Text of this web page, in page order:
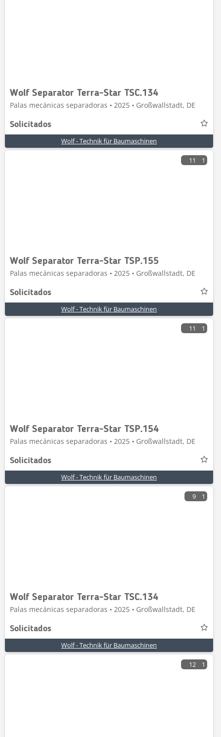
Wolf Separator Terra-Star TSC.134
Palas mecánicas separadoras • 2025 • Großwallstadt, DE
Solicitados
Wolf - Technik für Baumaschinen
11 1
Wolf Separator Terra-Star TSP.155
Palas mecánicas separadoras • 2025 • Großwallstadt, DE
Solicitados
Wolf - Technik für Baumaschinen
11 1
Wolf Separator Terra-Star TSP.154
Palas mecánicas separadoras • 2025 • Großwallstadt, DE
Solicitados
Wolf - Technik für Baumaschinen
9 1
Wolf Separator Terra-Star TSC.134
Palas mecánicas separadoras • 2025 • Großwallstadt, DE
Solicitados
Wolf - Technik für Baumaschinen
12 1